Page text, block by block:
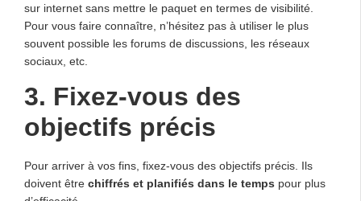
sur internet sans mettre le paquet en termes de visibilité.
Pour vous faire connaître, n’hésitez pas à utiliser le plus
souvent possible les forums de discussions, les réseaux
sociaux, etc.
3. Fixez-vous des
objectifs précis
Pour arriver à vos fins, fixez-vous des objectifs précis. Ils
doivent être chiffrés et planifiés dans le temps pour plus